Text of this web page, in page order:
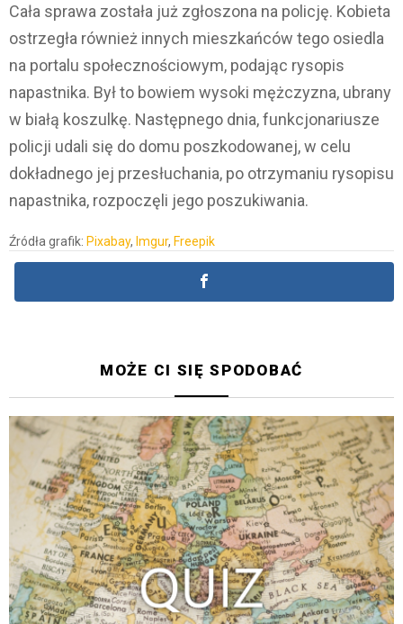
Cała sprawa została już zgłoszona na policję. Kobieta
ostrzegła również innych mieszkańców tego osiedla
na portalu społecznościowym, podając rysopis
napastnika. Był to bowiem wysoki mężczyzna, ubrany
w białą koszulkę. Następnego dnia, funkcjonariusze
policji udali się do domu poszkodowanej, w celu
dokładnego jej przesłuchania, po otrzymaniu rysopisu
napastnika, rozpoczęli jego poszukiwania.
Źródła grafik: Pixabay, Imgur, Freepik
MOŻE CI SIĘ SPODOBAĆ